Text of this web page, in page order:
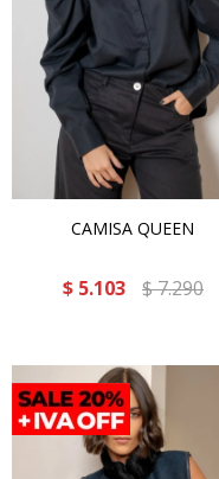
CAMISA QUEEN
$ 5.103 $7.290